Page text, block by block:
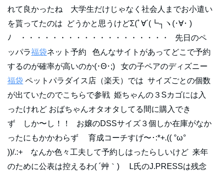
れて良かったね 大学生だけじゃなく社会人までお小遣い
を貰ってたのは どうかと思うけどΣ(ﾟ∀´(┗┐ヽ(･∀･ )
ﾉ ・・・・・・・・・・・・・・・・・・・ 先日のペ
ッパラ福袋ネット予約 色んなサイトがあってどこで予約
するのが確率が高いのか(･Θ･;) 女の子ペアのディズニー
福袋 ペットパラダイス店（楽天）では サイズごとの個数
が出ていたのでこちらで参戦 姫ちゃんの３Sカゴには入
ったけれど おばちゃんオタオタしてる間に購入でき
ず しか〜し！！ お嬢のDSSサイズ３個しか在庫がなか
ったにもかかわらず 育成コーチすげ〜･:*+.(( °ω°
))/.:+ なんか色々工夫して予約しはったらしいけど 来年
のために公表は控えるわ( ´艸｀) L氏のJ.PRESSは残念